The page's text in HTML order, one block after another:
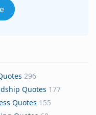
296
Quotes 177
Quotes 155